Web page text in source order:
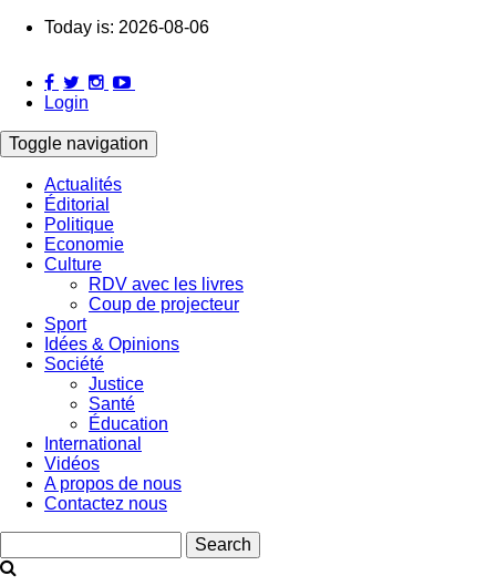
Skip
content
Today is: 2026-08-06
Login
Toggle navigation
Main
navigation
Actualités
Éditorial
Politique
Economie
Culture
RDV avec les livres
Coup de projecteur
Sport
Idées & Opinions
Société
Justice
Santé
Éducation
International
Vidéos
A propos de nous
Contactez nous